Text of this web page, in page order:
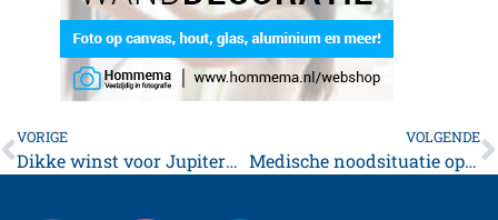
VORIGE
Dikke winst voor Jupiterdames
VOLGENDE
Medische noodsituatie op het Nyckle J. Haismaplein, traumahelikopter ingezet